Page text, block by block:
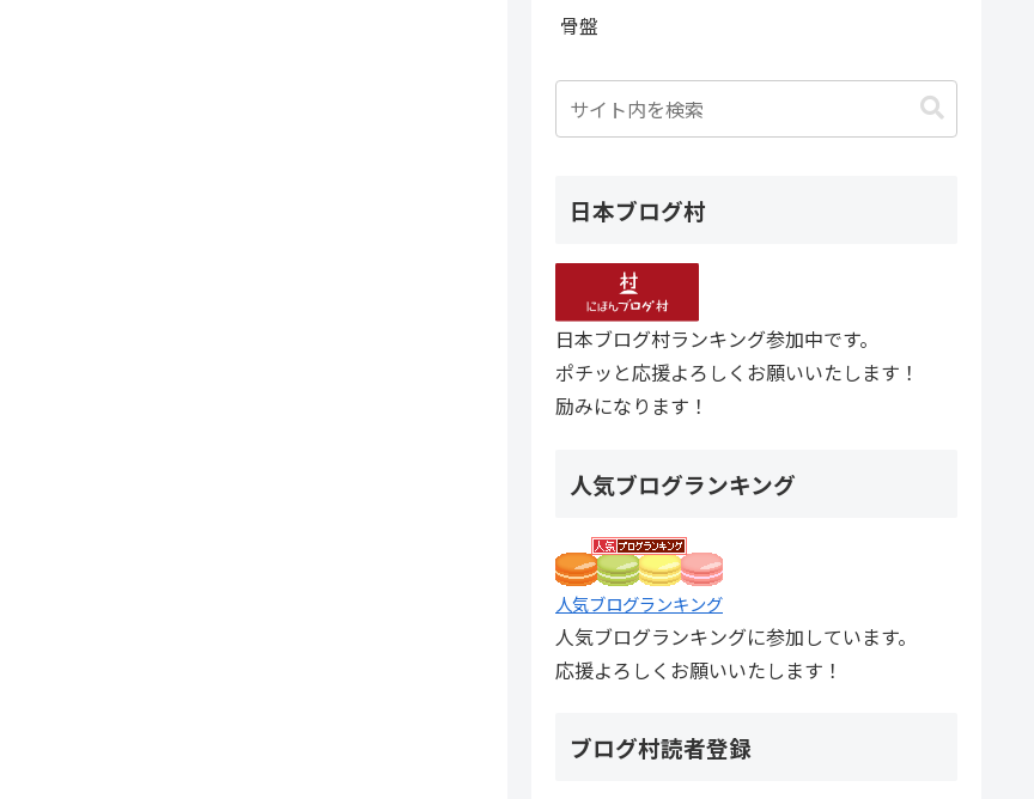
骨盤
日本ブログ村
日本ブログ村ランキング参加中です。
ポチッと応援よろしくお願いいたします！
励みになります！
人気ブログランキング
人気ブログランキング
人気ブログランキングに参加しています。
応援よろしくお願いいたします！
ブログ村読者登録